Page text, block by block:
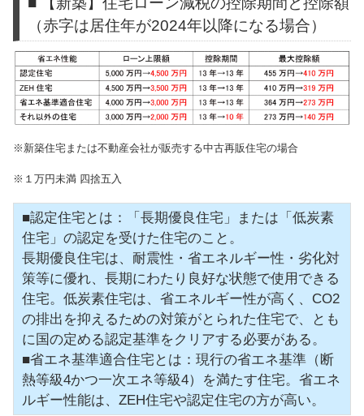
（赤字は居住年が2024年以降になる場合）
※新築住宅または不動産会社が販売する中古再販住宅の場合
※１万円未満 四捨五入
■認定住宅とは：「長期優良住宅」または「低炭素
住宅」の認定を受けた住宅のこと。
長期優良住宅は、耐震性・省エネルギー性・劣化対
策等に優れ、長期にわたり良好な状態で使用できる
住宅。低炭素住宅は、省エネルギー性が高く、CO2
の排出を抑えるための対策がとられた住宅で、とも
に国の定める認定基準をクリアする必要がある。
■省エネ基準適合住宅とは：現行の省エネ基準（断
熱等級4かつ一次エネ等級4）を満たす住宅。省エネ
ルギー性能は、ZEH住宅や認定住宅の方が高い。